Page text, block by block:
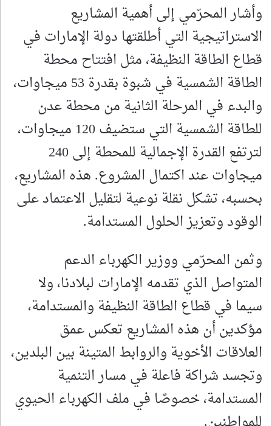
وأشار المحرّمي إلى أهمية المشاريع
الاستراتيجية التي أطلقتها دولة الإمارات في
قطاع الطاقة النظيفة، مثل افتتاح محطة
الطاقة الشمسية في شبوة بقدرة 53 ميجاوات،
والبدء في المرحلة الثانية من محطة عدن
للطاقة الشمسية التي ستضيف 120 ميجاوات،
لترتفع القدرة الإجمالية للمحطة إلى 240
ميجاوات عند اكتمال المشروع. هذه المشاريع،
بحسبه، تشكل نقلة نوعية لتقليل الاعتماد على
الوقود وتعزيز الحلول المستدامة.
وثمن المحرّمي ووزير الكهرباء الدعم
المتواصل الذي تقدمه الإمارات لبلادنا، ولا
سيما في قطاع الطاقة النظيفة والمستدامة،
مؤكدين أن هذه المشاريع تعكس عمق
العلاقات الأخوية والروابط المتينة بين البلدين،
وتجسد شراكة فاعلة في مسار التنمية
المستدامة، خصوصًا في ملف الكهرباء الحيوي